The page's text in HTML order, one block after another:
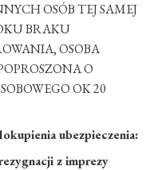
OSÓB TEJ SAMEJ
BRAKU
OSOBA
O
OK 20
ubezpieczenia:
z imprezy